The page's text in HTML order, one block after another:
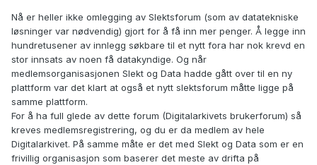
Nå er heller ikke omlegging av Slektsforum (som av datatekniske
løsninger var nødvendig) gjort for å få inn mer penger. Å legge inn
hundretusener av innlegg søkbare til et nytt fora har nok krevd en
stor innsats av noen få datakyndige. Og når
medlemsorganisasjonen Slekt og Data hadde gått over til en ny
plattform var det klart at også et nytt slektsforum måtte ligge på
samme plattform.
For å ha full glede av dette forum (Digitalarkivets brukerforum) så
kreves medlemsregistrering, og du er da medlem av hele
Digitalarkivet. På samme måte er det med Slekt og Data som er en
frivillig organisasjon som baserer det meste av drifta på